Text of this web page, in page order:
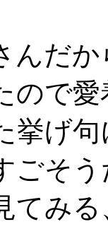
んだ
ので
挙げ
ごそ
てみ